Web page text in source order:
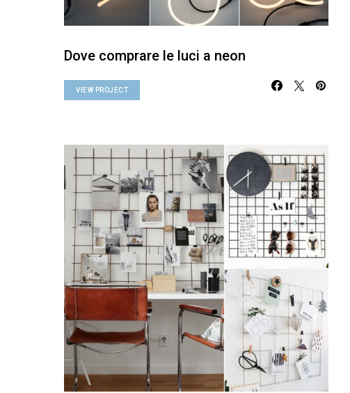
Dove comprare le luci a neon
VIEW PROJECT